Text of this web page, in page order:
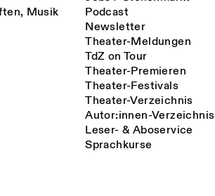
Musik
Podcast
Newsletter
Theater-Meldungen
TdZ on Tour
Theater-Premieren
Theater-Festivals
Theater-Verzeichnis
Autor:innen-Verzeichnis
Leser- & Aboservice
Sprachkurse